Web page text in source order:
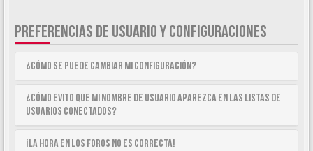
PREFERENCIAS DE USUARIO Y CONFIGURACIONES
¿Cómo se puede cambiar mi configuración?
¿Cómo evito que mi nombre de usuario aparezca en las listas de
usuarios conectados?
¡La hora en los foros no es correcta!